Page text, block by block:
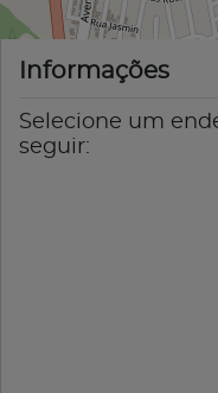
Informações
Selecione um
seguir: